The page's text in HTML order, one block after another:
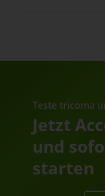
Teste tricoma
Jetzt
und
starten